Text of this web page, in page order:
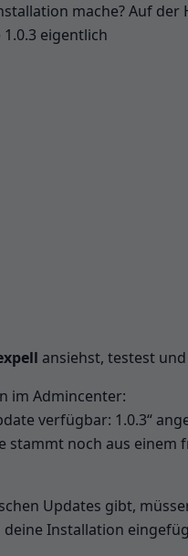
mache? Auf
eigentlich
ansiehst, testest
im Admincenter:
verfügbar: 1.0.3“
stammt noch aus
Updates gibt,
Installation